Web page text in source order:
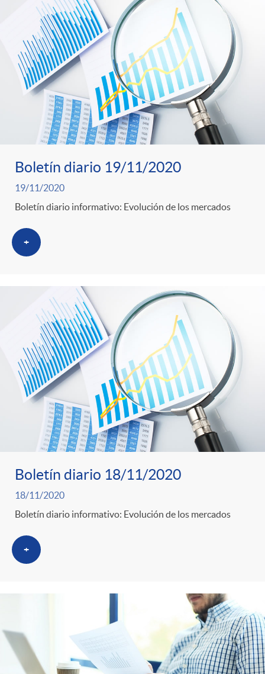
Boletín diario 19/11/2020
19/11/2020
Boletín diario informativo: Evolución de los mercados
+
Boletín diario 18/11/2020
18/11/2020
Boletín diario informativo: Evolución de los mercados
+